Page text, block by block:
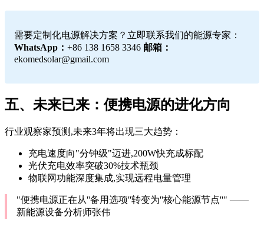
需要定制化电源解决方案？立即联系我们的能源专家：
WhatsApp： +86 138 1658 3346 邮箱：
ekomedsolar@gmail.com
五、未来已来：便携电源的进化方向
行业观察家预测,未来3年将出现三大趋势：
充电速度向"分钟级"迈进,200W快充成标配
光伏充电效率突破30%技术瓶颈
物联网功能深度集成,实现远程电量管理
"便携电源正在从''备用选项''转变为''核心能源节点''" ——
新能源设备分析师张伟